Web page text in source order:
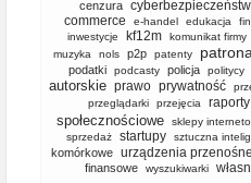
cenzura
commerce
e-handel edukacja
inwestycje kf12m komunikat firmy
muzyka nols p2p patenty
podatki podcasty policja politycy
autorskie prawo prywatność
przeglądarki
przejęcia raporty
społecznościowe
sklepy
sprzedaż
startupy sztuczna
komórkowe
urządzenia przenośne
finansowe
wyszukiwarki